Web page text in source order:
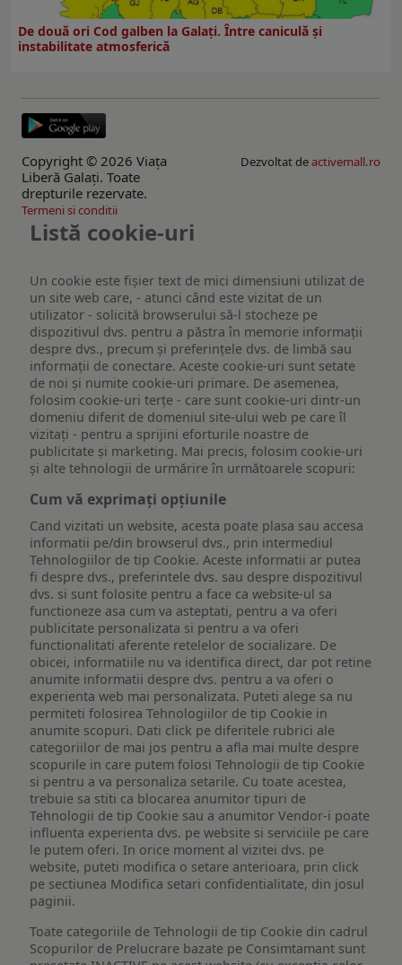
De două ori Cod galben la Galaţi. Între caniculă şi
instabilitate atmosferică
Copyright © 2026 Viaţa
Liberă Galaţi. Toate
drepturile rezervate.
Dezvoltat deactivemall.ro
Termeni si conditii
Listă cookie-uri
Un cookie este fişier text de mici dimensiuni utilizat de
un site web care, - atunci când este vizitat de un
utilizator - solicită browserului să-l stocheze pe
dispozitivul dvs. pentru a păstra în memorie informații
despre dvs., precum și preferințele dvs. de limbă sau
informații de conectare. Aceste cookie-uri sunt setate
de noi și numite cookie-uri primare. De asemenea,
folosim cookie-uri terțe - care sunt cookie-uri dintr-un
domeniu diferit de domeniul site-ului web pe care îl
vizitați - pentru a sprijini eforturile noastre de
publicitate și marketing. Mai precis, folosim cookie-uri
și alte tehnologii de urmărire în următoarele scopuri:
Cum vă exprimați opțiunile
Cand vizitati un website, acesta poate plasa sau accesa
informatii pe/din browserul dvs., prin intermediul
Tehnologiilor de tip Cookie. Aceste informatii ar putea
fi despre dvs., preferintele dvs. sau despre dispozitivul
dvs. si sunt folosite pentru a face ca website-ul sa
functioneze asa cum va asteptati, pentru a va oferi
publicitate personalizata si pentru a va oferi
functionalitati aferente retelelor de socializare. De
obicei, informatiile nu va identifica direct, dar pot retine
anumite informatii despre dvs. pentru a va oferi o
experienta web mai personalizata. Puteti alege sa nu
permiteti folosirea Tehnologiilor de tip Cookie in
anumite scopuri. Dati click pe diferitele rubrici ale
categoriilor de mai jos pentru a afla mai multe despre
scopurile in care putem folosi Tehnologii de tip Cookie
si pentru a va personaliza setarile. Cu toate acestea,
trebuie sa stiti ca blocarea anumitor tipuri de
Tehnologii de tip Cookie sau a anumitor Vendor-i poate
influenta experienta dvs. pe website si serviciile pe care
le putem oferi. In orice moment al vizitei dvs. pe
website, puteti modifica o setare anterioara, prin click
pe sectiunea Modifica setari confidentialitate, din josul
paginii.
Toate categoriile de Tehnologii de tip Cookie din cadrul
Scopurilor de Prelucrare bazate pe Consimtamant sunt